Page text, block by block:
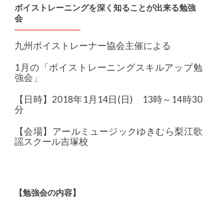
ボイストレーニングを深く知ることが出来る勉強
会
九州ボイストレーナー協会主催による
1月の「ボイストレーニングスキルアップ勉
強会」
【日時】2018年1月14日(日) 13時～14時30
分
【会場】アールミュージックゆきむら梨江歌
謡スクール吉塚校
【勉強会の内容】